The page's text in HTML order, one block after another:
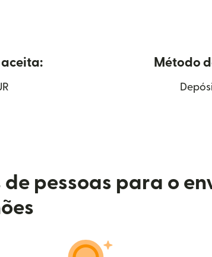
aceita: Método
pessoas para o